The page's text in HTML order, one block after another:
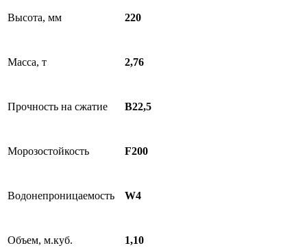
Высота, мм 220
Масса, т 2,76
Прочность на сжатие В22,5
Морозостойкость F200
Водонепроницаемость W4
Объем, м.куб. 1,10